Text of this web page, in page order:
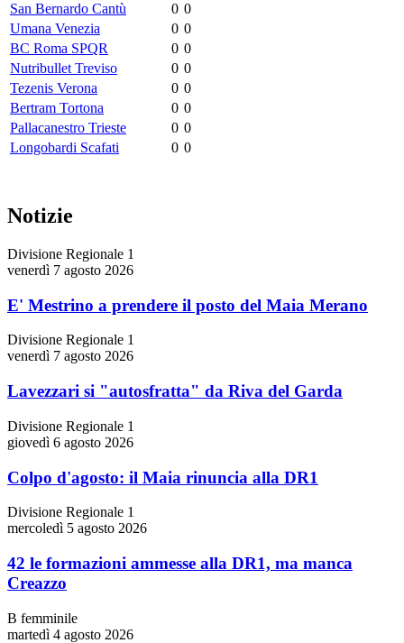
San Bernardo Cantù 0 0
Umana Venezia
0 0
BC Roma SPQR
0 0
Nutribullet Treviso
0 0
Tezenis Verona
0 0
Bertram Tortona
0 0
Pallacanestro Trieste
0 0
Longobardi Scafati
0 0
Notizie
Divisione Regionale 1
venerdì 7 agosto 2026
E' Mestrino a prendere il posto del Maia Merano
Divisione Regionale 1
venerdì 7 agosto 2026
Lavezzari si "autosfratta" da Riva del Garda
Divisione Regionale 1
giovedì 6 agosto 2026
Colpo d'agosto: il Maia rinuncia alla DR1
Divisione Regionale 1
mercoledì 5 agosto 2026
42 le formazioni ammesse alla DR1, ma manca
Creazzo
B femminile
martedì 4 agosto 2026